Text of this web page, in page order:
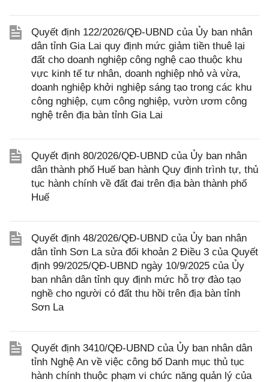
Quyết định 122/2026/QĐ-UBND của Ủy ban nhân
dân tỉnh Gia Lai quy định mức giảm tiền thuê lại
đất cho doanh nghiệp công nghệ cao thuộc khu
vực kinh tế tư nhân, doanh nghiệp nhỏ và vừa,
doanh nghiệp khởi nghiệp sáng tạo trong các khu
công nghiệp, cụm công nghiệp, vườn ươm công
nghệ trên địa bàn tỉnh Gia Lai
Quyết định 80/2026/QĐ-UBND của Ủy ban nhân
dân thành phố Huế ban hành Quy định trình tự, thủ
tục hành chính về đất đai trên địa bàn thành phố
Huế
Quyết định 48/2026/QĐ-UBND của Ủy ban nhân
dân tỉnh Sơn La sửa đổi khoản 2 Điều 3 của Quyết
định 99/2025/QĐ-UBND ngày 10/9/2025 của Ủy
ban nhân dân tỉnh quy định mức hỗ trợ đào tạo
nghề cho người có đất thu hồi trên địa bàn tỉnh
Sơn La
Quyết định 3410/QĐ-UBND của Ủy ban nhân dân
tỉnh Nghệ An về việc công bố Danh mục thủ tục
hành chính thuộc phạm vi chức năng quản lý của